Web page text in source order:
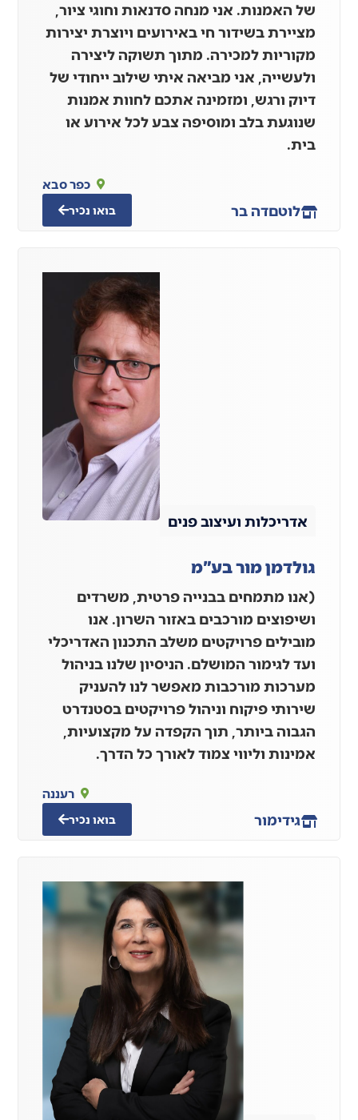
של האמנות. אני מנחה סדנאות וחוגי ציור,
מציירת בשידור חי באירועים ויוצרת יצירות
מקוריות למכירה. מתוך תשוקה ליצירה
ולעשייה, אני מביאה איתי שילוב ייחודי של
דיוק ורגש, ומזמינה אתכם לחוות אמנות
שנוגעת בלב ומוסיפה צבע לכל אירוע או
בית.
לוטםדה בר
כפר סבא
בואו נכיר
אדריכלות ועיצוב פנים
גולדמן מור בע"מ
(אנו מתמחים בבנייה פרטית, משרדים
ושיפוצים מורכבים באזור השרון. אנו
מובילים פרויקטים משלב התכנון האדריכלי
ועד לגימור המושלם. הניסיון שלנו בניהול
מערכות מורכבות מאפשר לנו להעניק
שירותי פיקוח וניהול פרויקטים בסטנדרט
הגבוה ביותר, תוך הקפדה על מקצועיות,
אמינות וליווי צמוד לאורך כל הדרך.
גידימור
רעננה
בואו נכיר